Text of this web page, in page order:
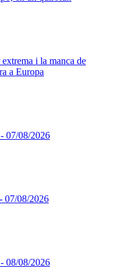
i la manca de
a Europa
07/08/2026
07/08/2026
08/08/2026